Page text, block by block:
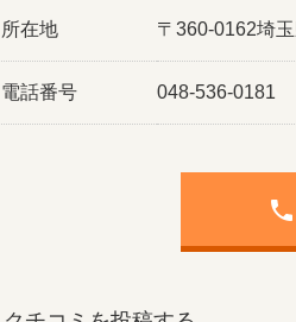
所在地 〒360-0162埼
電話番号 048-536-0181
phone